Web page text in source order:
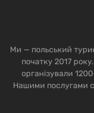
Які
час
Ми — польський
початку 2017
організували
Нашими послугами